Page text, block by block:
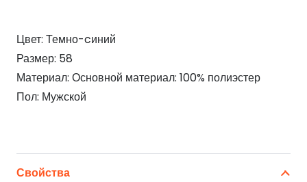
Цвет: Темно-cиний
Размер: 58
Материал: Основной материал: 100% полиэстер
Пол: Мужской
Свойства